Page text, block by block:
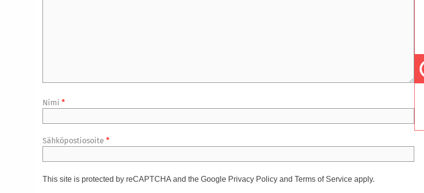
Nimi *
Sähköpostiosoite *
This site is protected by reCAPTCHA and the Google Privacy Policy and Terms of Service apply.